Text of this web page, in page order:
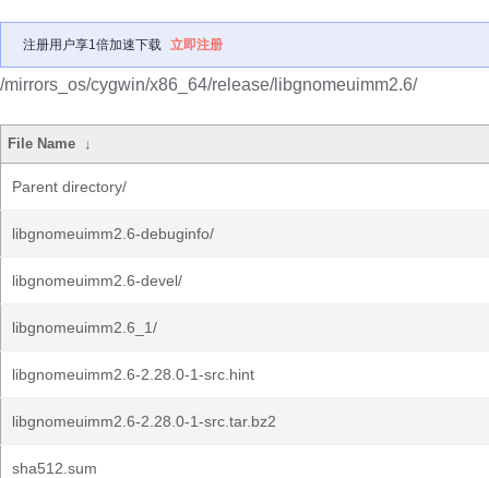
注册用户享1倍加速下载 立即注册
/mirrors_os/cygwin/x86_64/release/libgnomeuimm2.6/
File Name ↓
Parent directory/
libgnomeuimm2.6-debuginfo/
libgnomeuimm2.6-devel/
libgnomeuimm2.6_1/
libgnomeuimm2.6-2.28.0-1-src.hint
libgnomeuimm2.6-2.28.0-1-src.tar.bz2
sha512.sum